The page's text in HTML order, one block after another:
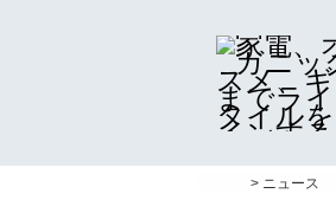
> ニュース